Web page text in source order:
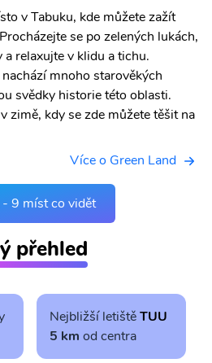
v Tabuku, kde můžete zažít
se po zelených lukách,
relaxujte v klidu a tichu.
mnoho starověkých
svědky historie této oblasti.
zimě, kdy se zde můžete těšit na
Více o Green Land
- 9 míst co vidět
přehled
Nejbližší letištěTUU
5 km od centra